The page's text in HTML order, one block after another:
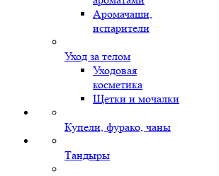
Аромачаши,
испарители
Уход за телом
Уходовая
косметика
Щетки и мочалки
Купели, фурако, чаны
Тандыры